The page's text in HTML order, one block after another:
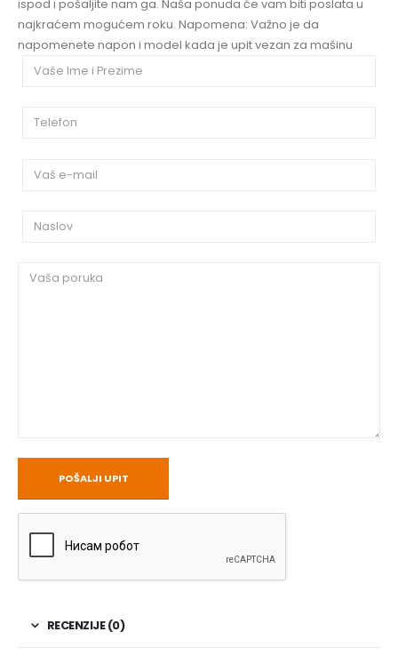
ispod i pošaljite nam ga. Naša ponuda će vam biti poslata u
najkraćem mogućem roku. Napomena: Važno je da
napomenete napon i model kada je upit vezan za mašinu
RECENZIJE (0)